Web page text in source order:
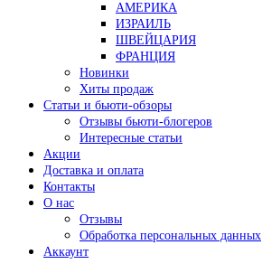
АМЕРИКА
ИЗРАИЛЬ
ШВЕЙЦАРИЯ
ФРАНЦИЯ
Новинки
Хиты продаж
Статьи и бьюти-обзоры
Отзывы бьюти-блогеров
Интересные статьи
Акции
Доставка и оплата
Контакты
О нас
Отзывы
Обработка персональных данных
Аккаунт